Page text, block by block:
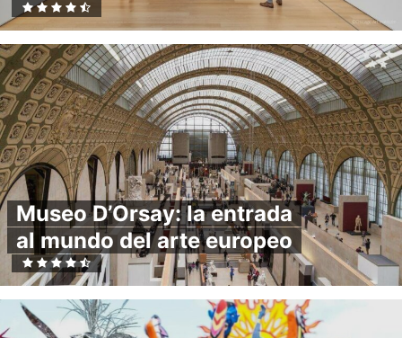
Museo D’Orsay: la entrada
al mundo del arte europeo